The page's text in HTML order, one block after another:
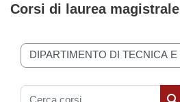
Corsi di laurea magistrale
Categorie di corso
Cerca corsi